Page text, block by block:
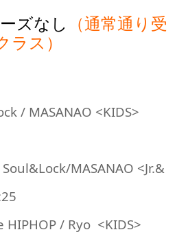
ズなし
（通常通り受
ラス）
/ MASANAO <KIDS>
MASANAO <Jr.&
HIPHOP / Ryo <KIDS>